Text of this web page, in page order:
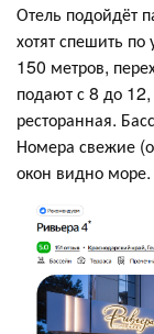
Отель подойдёт
хотят спешить
150 метров,
подают с 8 до
ресторанная.
Номера свежие
окон видно море.